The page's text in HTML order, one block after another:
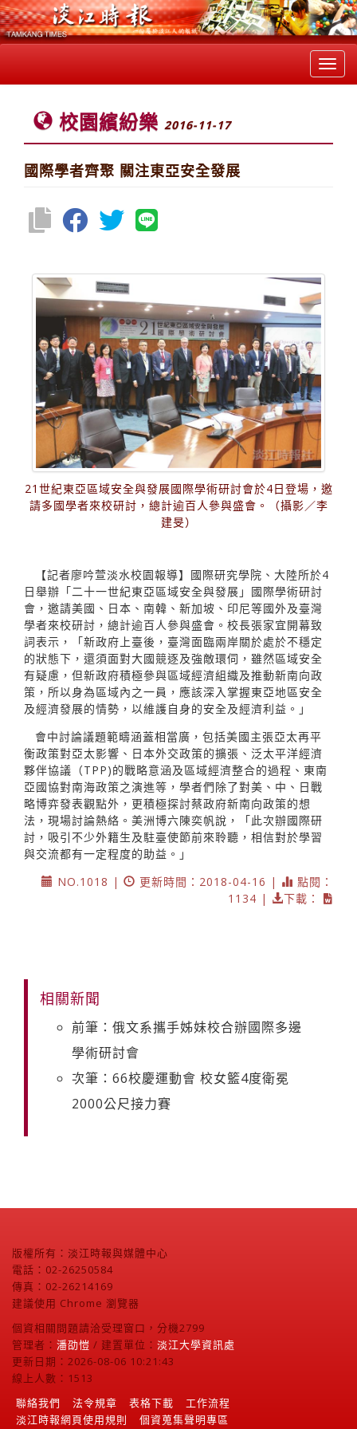
校園繽紛樂 2016-11-17
國際學者齊聚 關注東亞安全發展
21世紀東亞區域安全與發展國際學術研討會於4日登場，邀
請多國學者來校研討，總計逾百人參與盛會。（攝影／李
建旻）
【記者廖吟萱淡水校園報導】國際研究學院、大陸所於4
日舉辦「二十一世紀東亞區域安全與發展」國際學術研討
會，邀請美國、日本、南韓、新加坡、印尼等國外及臺灣
學者來校研討，總計逾百人參與盛會。校長張家宜開幕致
詞表示，「新政府上臺後，臺灣面臨兩岸關於處於不穩定
的狀態下，還須面對大國競逐及強敵環伺，雖然區域安全
有疑慮，但新政府積極參與區域經濟組織及推動新南向政
策，所以身為區域內之一員，應該深入掌握東亞地區安全
及經濟發展的情勢，以維護自身的安全及經濟利益。」
會中討論議題範疇涵蓋相當廣，包括美國主張亞太再平
衡政策對亞太影響、日本外交政策的擴張、泛太平洋經濟
夥伴協議（TPP)的戰略意涵及區域經濟整合的過程、東南
亞國協對南海政策之演進等，學者們除了對美、中、日戰
略博弈發表觀點外，更積極探討蔡政府新南向政策的想
法，現場討論熱絡。美洲博六陳奕帆說，「此次辦國際研
討，吸引不少外籍生及駐臺使節前來聆聽，相信對於學習
與交流都有一定程度的助益。」
NO.1018 |
更新時間：2018-04-16 |
點閱：
1134 |
下載：
相關新聞
前筆：俄文系攜手姊妹校合辦國際多邊
學術研討會
次筆：66校慶運動會 校女籃4度衛冕
2000公尺接力賽
版權所有：淡江時報與媒體中心
電話：02-26250584
傳真：02-26214169
建議使用 Chrome 瀏覽器
個資相關問題請洽受理窗口，分機2799
管理者： 潘劭愷 / 建置單位： 淡江大學資訊處
更新日期：2026-08-06 10:21:43
線上人數：1513
聯絡我們
法令規章 表格下載
工作流程
淡江時報網頁使用規則
個資蒐集聲明專區